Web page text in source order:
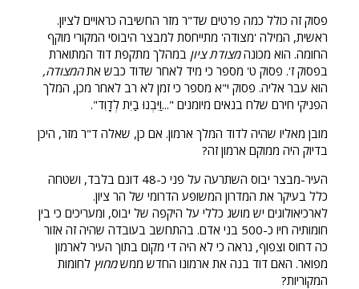
פסוק זה כולל כמה פרטים שד"ר מזר החשיבה כראויים לציון.
ראשית, המילה 'מצודה' מתייחסת למבצר היבוסי המקורי מוקף
החומה. הוא מכונהמצודת ציון במהלך מתקפת דוד המתוארת
בפסוק ז'. פסוק ט' מספר כי מיד לאחר שדוד כבש אתהמצודה,
הוא עבר אליה. פסוק י"א מספר כי זמן לא רב לאחר מכן, המלך
הפניקי חירם שלח בנאים מיומנים "...וַיִּבְנוּ בַיִת לְדָוִד".
מובן מאליו שהיה לדוד המלך ארמון. אם כן, שאלה ד"ר מזר, היכן
בדיוק היה ממוקם ארמון זה?
העיר-מבצר יבוס השתרעה על פני כ-48 דונם בלבד, ושטחה
כלל בעיקר את המדרון המשופע הדרומי של הר ציון.
לארכיאולוגים יש מושג כללי על היקפה של יבוס, ומעריכים כי בין
חומותיה חיו כ-500 בני אדם. בהתחשב בעובדה שהיה זה אזור
כה דחוס וצפוף, נראה כי לא היה די מקום בתוך העיר לארמון
מפואר. האם דוד בנה את ארמונו החדש ממשמחוץ לחומות
המקוריות?